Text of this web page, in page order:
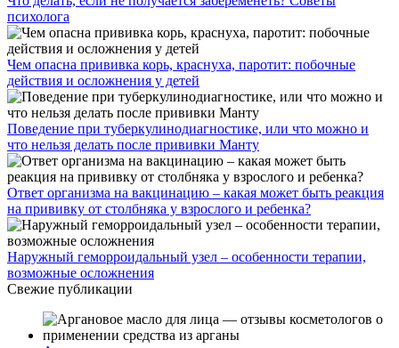
психолога
Чем опасна прививка корь, краснуха, паротит: побочные
действия и осложнения у детей
Поведение при туберкулинодиагностике, или что можно и
что нельзя делать после прививки Манту
Ответ организма на вакцинацию – какая может быть реакция
на прививку от столбняка у взрослого и ребенка?
Наружный геморроидальный узел – особенности терапии,
возможные осложнения
Свежие публикации